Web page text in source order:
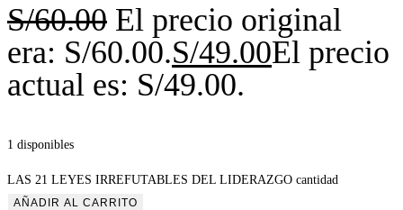
S/60.00 El precio original
era: S/60.00.S/49.00El precio
actual es: S/49.00.
1 disponibles
LAS 21 LEYES IRREFUTABLES DEL LIDERAZGO cantidad
AÑADIR AL CARRITO